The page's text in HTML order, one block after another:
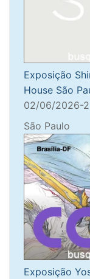
Exposição
House São
02/06/2026-
São Paulo
Exposição